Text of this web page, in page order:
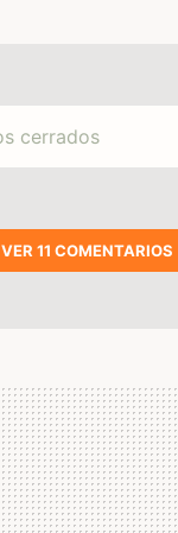
cerrados
VER11 COMENTARIOS